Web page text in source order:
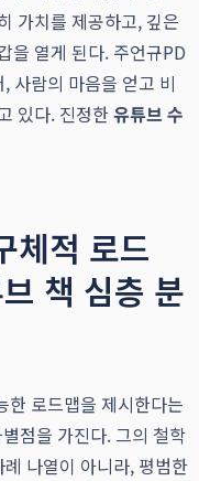
가치를 제공하고, 깊은
을 열게 된다. 주언규PD
사람의 마음을 얻고 비
있다. 진정한유튜브 수
체적 로드
책 심층 분
한 로드맵을 제시한다는
점을 가진다. 그의 철학
나열이 아니라, 평범한